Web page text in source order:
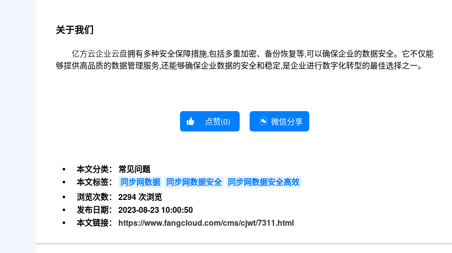
关于我们
亿方云企业云盘拥有多种安全保障措施,包括多重加密、备份恢复等,可以确保企业的数据安全。它不仅能
够提供高品质的数据管理服务,还能够确保企业数据的安全和稳定,是企业进行数字化转型的最佳选择之一。
点赞(0) 微信分享
本文分类：
常见问题
本文标签：
同步网数据 同步网数据安全 同步网数据安全高效
浏览次数：
2294 次浏览
发布日期：
2023-08-23 10:00:50
本文链接：
https://www.fangcloud.com/cms/cjwt/7311.html